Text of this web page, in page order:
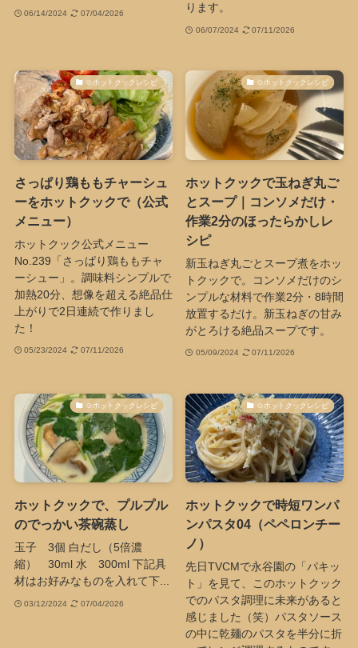
06/14/2024 07/04/2026
ります。
06/07/2024 07/11/2026
🍲ホットクックレシピ
さっぱり鶏ももチャーシュ
ーをホットクックで（公式
メニュー）
ホットクック公式メニュー
No.239「さっぱり鶏ももチャ
ーシュー」。調味料シンプルで
加熱20分、想像を超える絶品仕
上がりで2日連続で作りまし
た！
05/23/2024 07/11/2026
🍲ホットクックレシピ
ホットクックで玉ねぎ丸ご
とスープ｜コンソメだけ・
作業2分のほったらかしレ
シピ
新玉ねぎ丸ごとスープ煮をホッ
トクックで。コンソメだけのシ
ンプルな材料で作業2分・8時間
放置するだけ。新玉ねぎの甘み
がとろける絶品スープです。
05/09/2024 07/11/2026
🍲ホットクックレシピ
ホットクックで、プルプル
のでっかい茶碗蒸し
玉子 3個 白だし（5倍濃
縮） 30ml 水 300ml 下記具
材はお好みなものを入れて下...
03/12/2024 07/04/2026
🍲ホットクックレシピ
ホットクックで時短ワンパ
ンパスタ04（ペペロンチー
ノ）
先日TVCMで永谷園の「パキッ
ト」を見て、このホットクック
でのパスタ調理に未来があると
感じました（笑）パスタソース
の中に乾麺のパスタを半分に折